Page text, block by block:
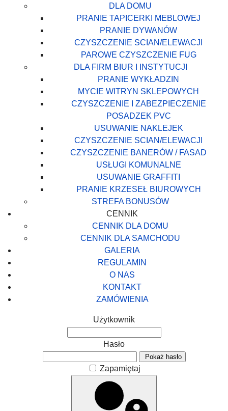
DLA DOMU
PRANIE TAPICERKI MEBLOWEJ
PRANIE DYWANÓW
CZYSZCZENIE SCIAN/ELEWACJI
PAROWE CZYSZCZENIE FUG
DLA FIRM BIUR I INSTYTUCJI
PRANIE WYKŁADZIN
MYCIE WITRYN SKLEPOWYCH
CZYSZCZENIE I ZABEZPIECZENIE
POSADZEK PVC
USUWANIE NAKLEJEK
CZYSZCZENIE SCIAN/ELEWACJI
CZYSZCZENIE BANERÓW / FASAD
USŁUGI KOMUNALNE
USUWANIE GRAFFITI
PRANIE KRZESEŁ BIUROWYCH
STREFA BONUSÓW
CENNIK
CENNIK DLA DOMU
CENNIK DLA SAMCHODU
GALERIA
REGULAMIN
O NAS
KONTAKT
ZAMÓWIENIA
Użytkownik
Hasło
Pokaż hasło
Zapamiętaj